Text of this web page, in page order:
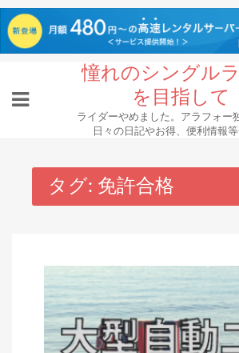
content
憧れのシングル
を目指して
ライダーやめました。アラフォー
日々の日記やお得、便利情報等
タグ: 免許合格